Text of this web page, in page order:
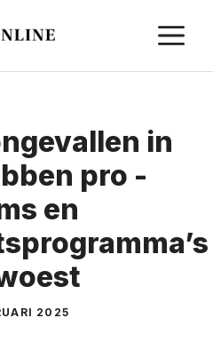
in
pro -
en
2025